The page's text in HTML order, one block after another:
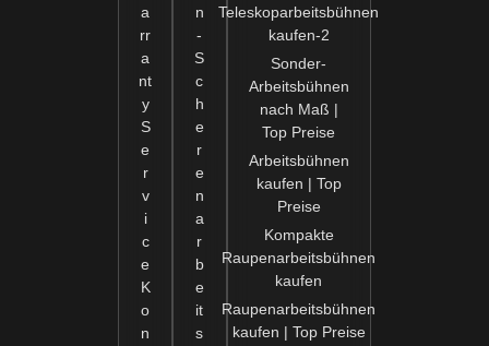
a
rr
a
nt
y
S
e
r
v
i
c
e
K
o
n
n
-
S
c
h
e
r
e
n
a
r
b
e
it
s
Teleskoparbeitsbühnen
kaufen-2
Sonder-
Arbeitsbühnen
nach Maß |
Top Preise
Arbeitsbühnen
kaufen | Top
Preise
Kompakte
Raupenarbeitsbühnen
kaufen
Raupenarbeitsbühnen
kaufen | Top Preise